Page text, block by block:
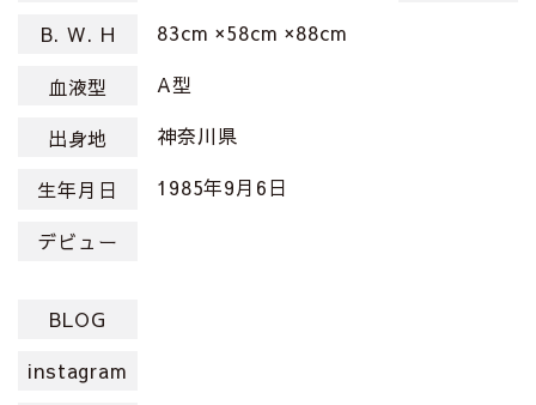
B. W. H
83cm ×58cm ×88cm
血液型 A型
出身地 神奈川県
生年月日 1985年9月6日
デビュー
BLOG
instagram